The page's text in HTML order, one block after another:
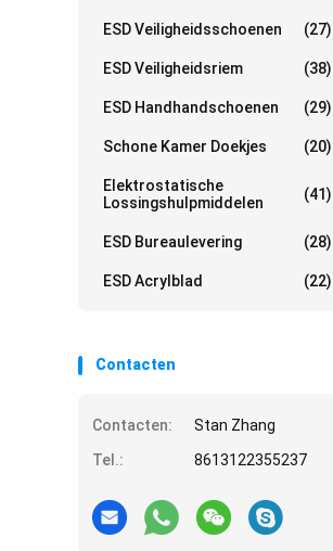
ESD Veiligheidsschoenen (27)
ESD Veiligheidsriem (38)
ESD Handhandschoenen (29)
Schone Kamer Doekjes (20)
Elektrostatische
Lossingshulpmiddelen
(41)
ESD Bureaulevering (28)
ESD Acrylblad (22)
Contacten
Contacten:
Stan Zhang
Tel.:
8613122355237